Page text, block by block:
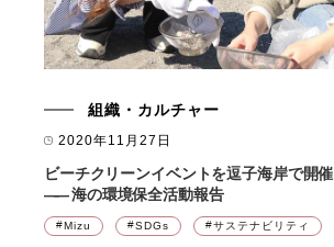
組織・カルチャー
2020年11月27日
ビーチクリーンイベントを逗子海岸で開催
―― 海の環境保全活動報告
Mizu SDGs サステナビリティ